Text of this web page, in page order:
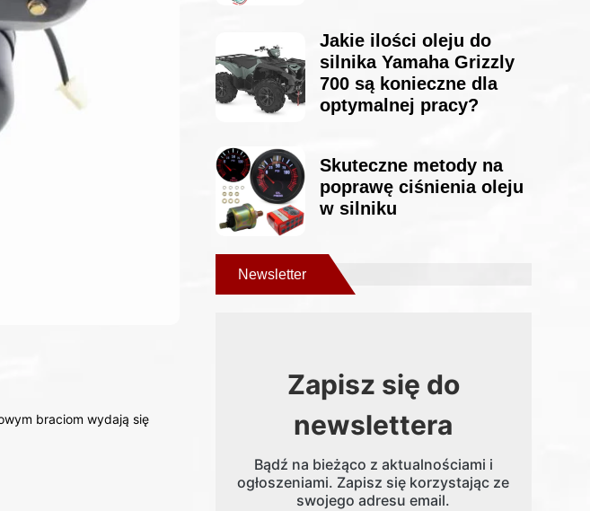
braciom wydają się
Jakie ilości oleju do
silnika Yamaha Grizzly
700 są konieczne dla
optymalnej pracy?
Skuteczne metody na
poprawę ciśnienia oleju
w silniku
Newsletter
Zapisz się do
newslettera
Bądź na bieżąco z aktualnościami i
ogłoszeniami. Zapisz się korzystając ze
swojego adresu email.